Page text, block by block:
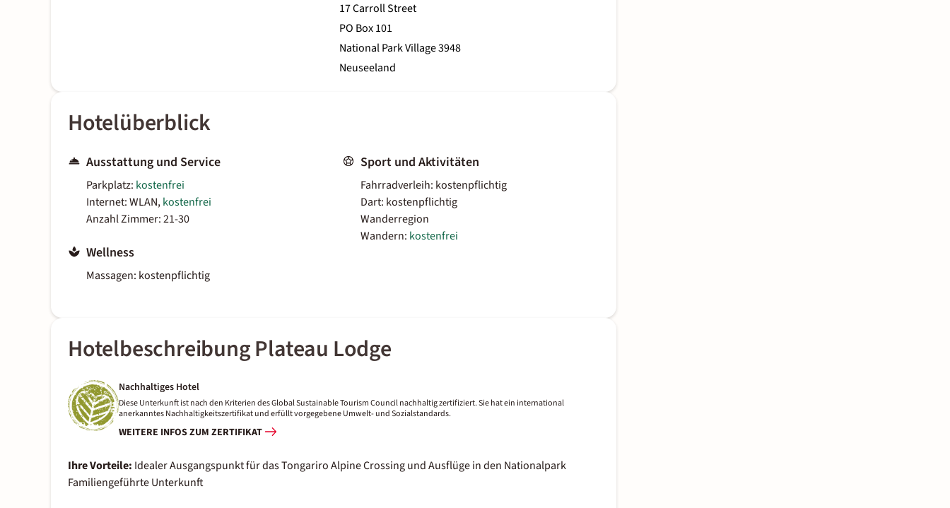
17 Carroll Street
PO Box 101
National Park Village 3948
Neuseeland
Hotelüberblick
Ausstattung und Service
Parkplatz: kostenfrei
Internet: WLAN,kostenfrei
Anzahl Zimmer: 21-30
Wellness
Massagen: kostenpflichtig
Sport und Aktivitäten
Fahrradverleih: kostenpflichtig
Dart: kostenpflichtig
Wanderregion
Wandern: kostenfrei
Hotelbeschreibung Plateau Lodge
Nachhaltiges Hotel
Diese Unterkunft ist nach den Kriterien des Global Sustainable Tourism Council nachhaltig zertifiziert. Sie hat ein international
anerkanntes Nachhaltigkeitszertifikat und erfüllt vorgegebene Umwelt- und Sozialstandards.
WEITERE INFOS ZUM ZERTIFIKAT
Ihre Vorteile: Idealer Ausgangspunkt für das Tongariro Alpine Crossing und Ausflüge in den Nationalpark
Familiengeführte Unterkunft